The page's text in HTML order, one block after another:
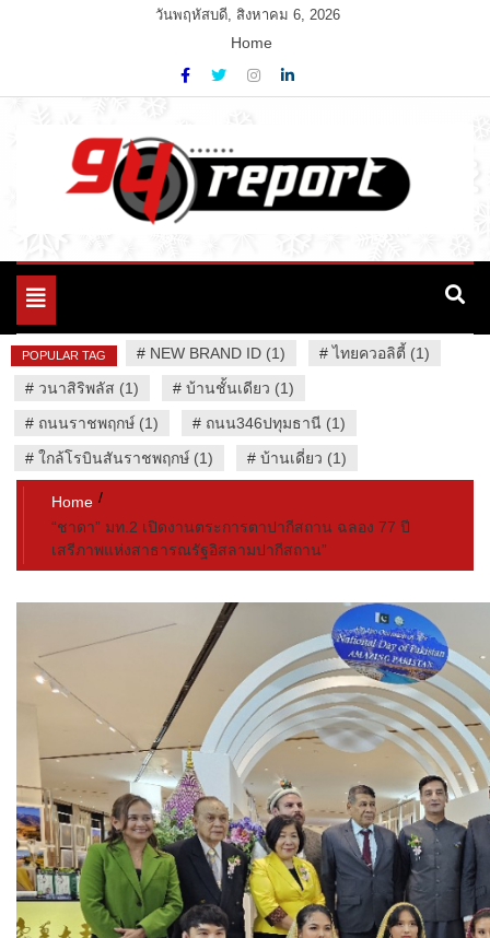
วันพฤหัสบดี, สิงหาคม 6, 2026
Home
94 Report.com
Variety News
Toggle
POPULAR TAG # NEW BRAND ID (1) #ไทยควอลิตี้ (1)
# วนาสิริพลัส (1) # บ้านชั้นเดียว (1)
# ถนนราชพฤกษ์ (1) # ถนน346ปทุมธานี (1)
# ใกล้โรบินสันราชพฤกษ์ (1) # บ้านเดี่ยว (1)
Home
“ชาดา” มท.2 เปิดงานตระการตาปากีสถาน ฉลอง 77 ปี
เสรีภาพแห่งสาธารณรัฐอิสลามปากีสถาน”